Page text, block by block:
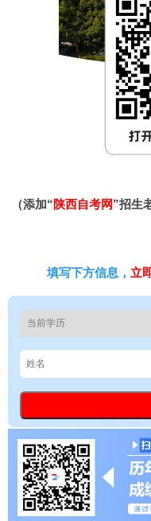
（添加“陕西自考网”招生
填写下方信息， 立